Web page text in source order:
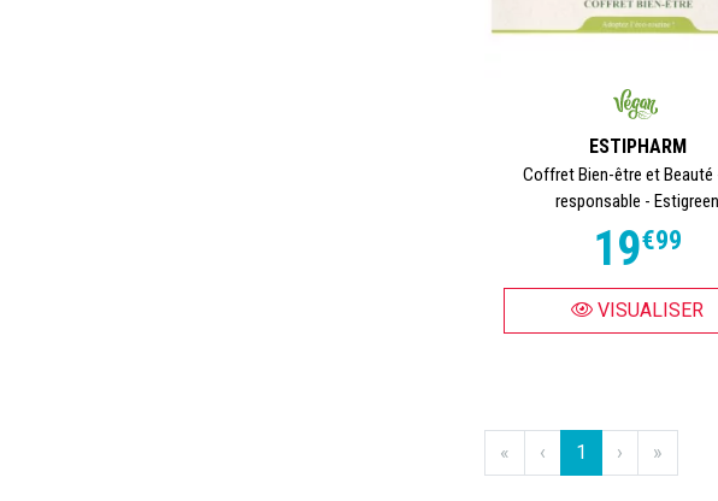
ESTIPHARM
Coffret Bien-être et Beauté
responsable - Estigreen
19€99
VISUALISER
« ‹ 1 › »